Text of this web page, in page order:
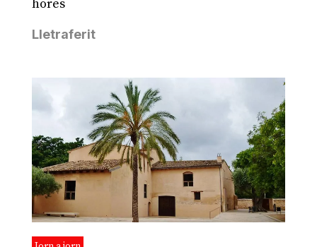
hores
Lletraferit